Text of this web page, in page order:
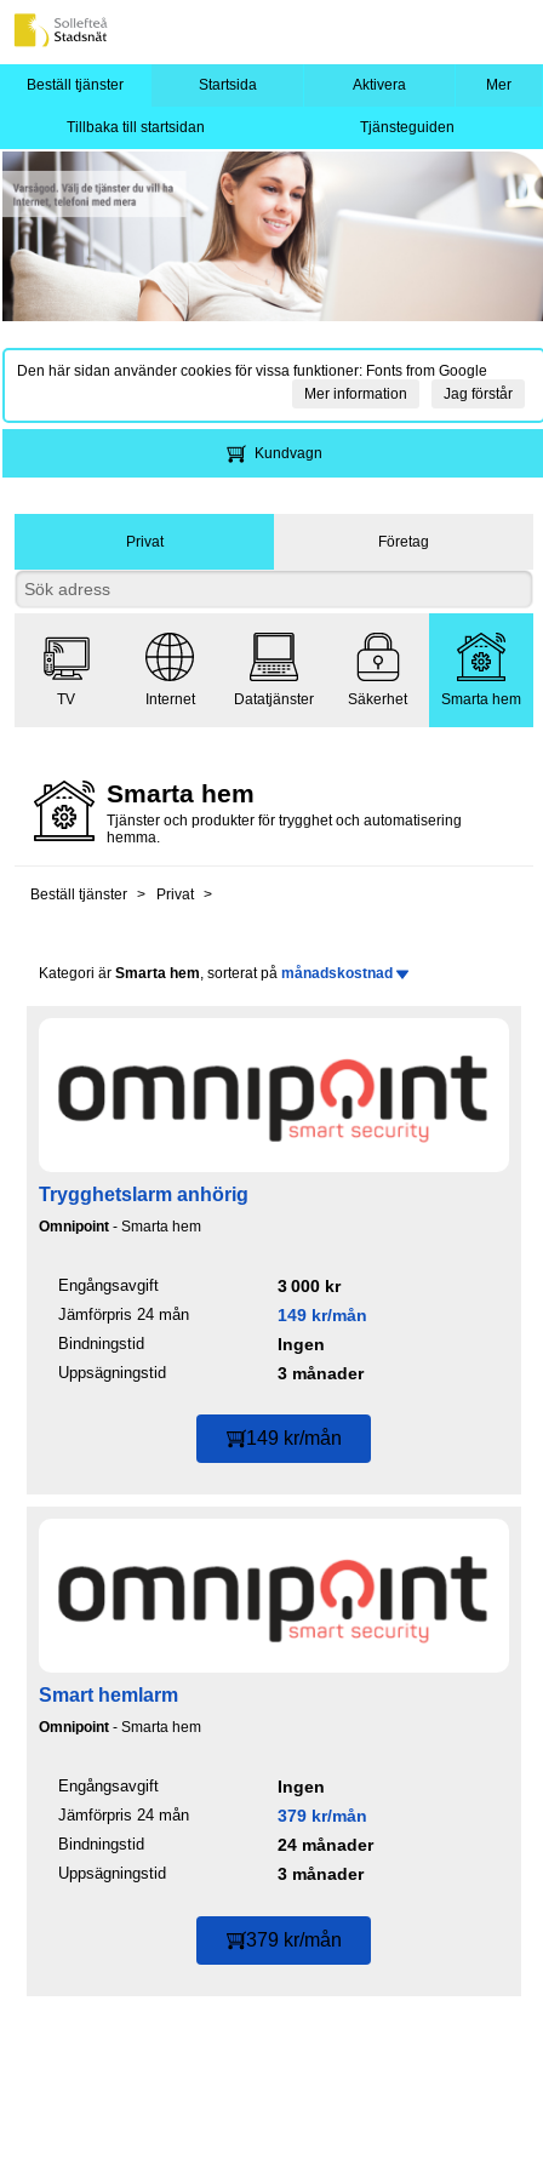
Beställ tjänster Startsida Aktivera Mer
Tillbaka till startsidan Tjänsteguiden
Den här sidan använder cookies för vissa funktioner: Fonts from Google
Jag förstår
Mer information
Kundvagn
Privat Företag
TV Internet Datatjänster Säkerhet Smarta hem
Smarta hem
Tjänster och produkter för trygghet och automatisering
hemma.
Beställ tjänster Privat
Kategori är Smarta hem , sorterat på månadskostnad
Trygghetslarm anhörig
Omnipoint - Smarta hem
Engångsavgift 3 000 kr
Jämförpris 24 mån 149 kr/mån
Bindningstid Ingen
Uppsägningstid 3 månader
149 kr/mån
Smart hemlarm
Omnipoint - Smarta hem
Engångsavgift Ingen
Jämförpris 24 mån 379 kr/mån
Bindningstid 24 månader
Uppsägningstid 3 månader
379 kr/mån